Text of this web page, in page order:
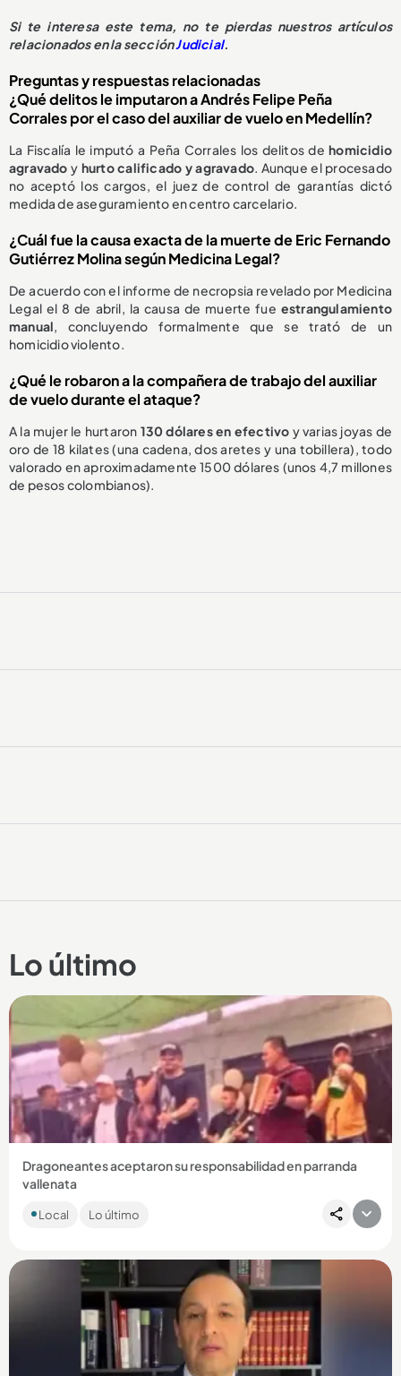
Si te interesa este tema, no te pierdas nuestros artículos
relacionados en la secciónJudicial.
Preguntas y respuestas relacionadas
¿Qué delitos le imputaron a Andrés Felipe Peña
Corrales por el caso del auxiliar de vuelo en Medellín?
La Fiscalía le imputó a Peña Corrales los delitos dehomicidio
agravado y hurto calificado y agravado. Aunque el procesado
no aceptó los cargos, el juez de control de garantías dictó
medida de aseguramiento en centro carcelario.
¿Cuál fue la causa exacta de la muerte de Eric Fernando
Gutiérrez Molina según Medicina Legal?
De acuerdo con el informe de necropsia revelado por Medicina
Legal el 8 de abril, la causa de muerte fue estrangulamiento
manual, concluyendo formalmente que se trató de un
homicidio violento.
¿Qué le robaron a la compañera de trabajo del auxiliar
de vuelo durante el ataque?
A la mujer le hurtaron 130 dólares en efectivo y varias joyas de
oro de 18 kilates (una cadena, dos aretes y una tobillera), todo
valorado en aproximadamente 1500 dólares (unos 4,7 millones
de pesos colombianos).
Lo último
Dragoneantes aceptaron su responsabilidad en parranda
vallenata
omitido anotaciones y registros en los libros de la cárcel de
Local Lo último
Compartir Noticia